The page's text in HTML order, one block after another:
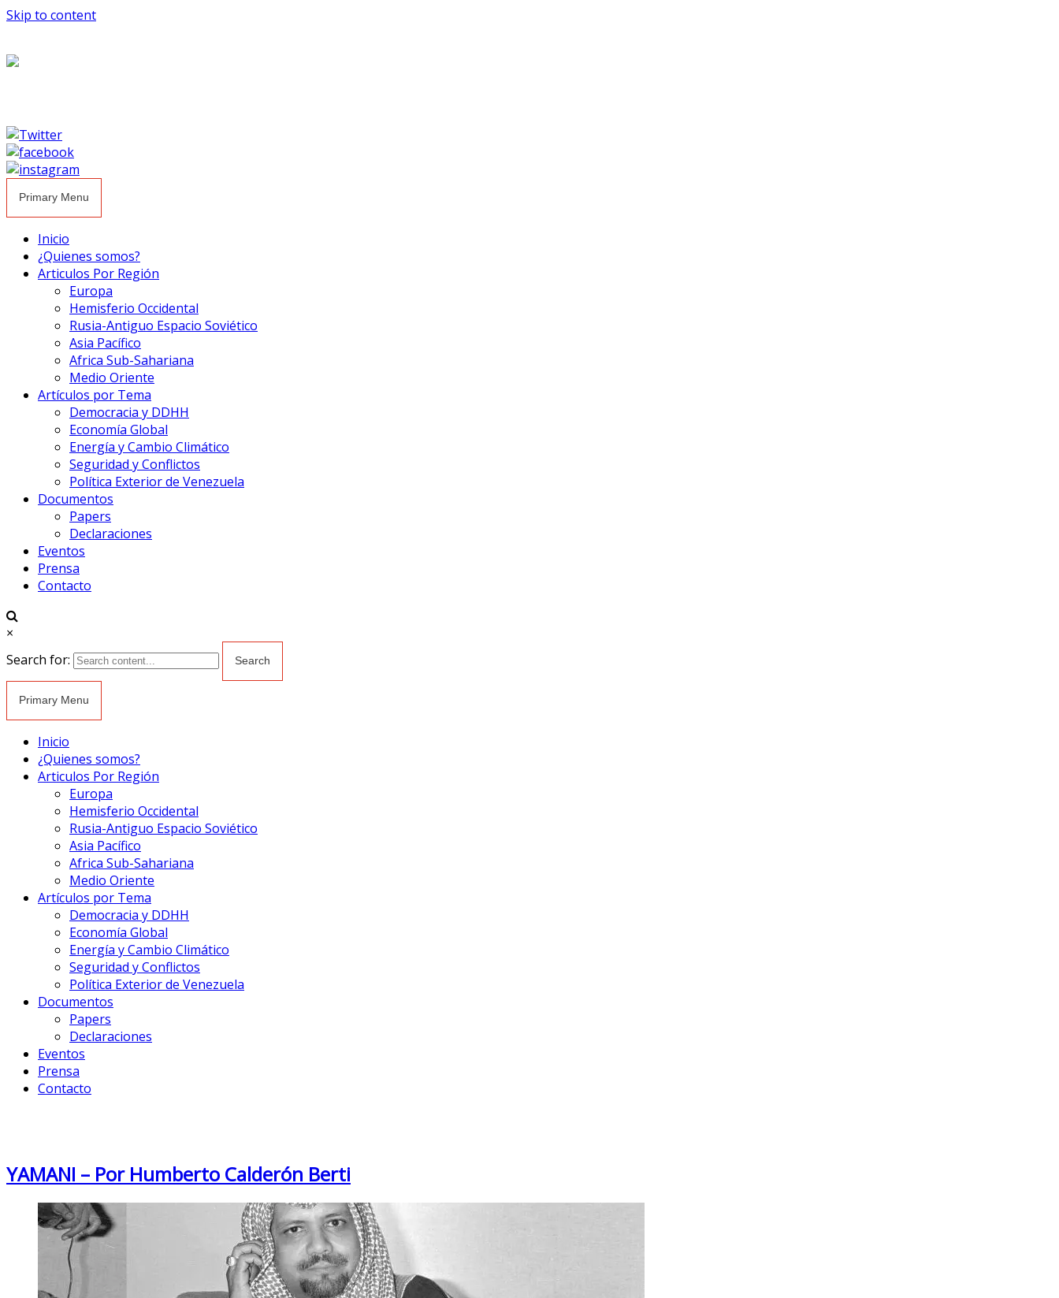
Skip to content
Primary Menu
Inicio
¿Quienes somos?
Articulos Por Región
Europa
Hemisferio Occidental
Rusia-Antiguo Espacio Soviético
Asia Pacífico
Africa Sub-Sahariana
Medio Oriente
Artículos por Tema
Democracia y DDHH
Economía Global
Energía y Cambio Climático
Seguridad y Conflictos
Política Exterior de Venezuela
Documentos
Papers
Declaraciones
Eventos
Prensa
Contacto
×
Search for:
Primary Menu
Inicio
¿Quienes somos?
Articulos Por Región
Europa
Hemisferio Occidental
Rusia-Antiguo Espacio Soviético
Asia Pacífico
Africa Sub-Sahariana
Medio Oriente
Artículos por Tema
Democracia y DDHH
Economía Global
Energía y Cambio Climático
Seguridad y Conflictos
Política Exterior de Venezuela
Documentos
Papers
Declaraciones
Eventos
Prensa
Contacto
YAMANI – Por Humberto Calderón Berti